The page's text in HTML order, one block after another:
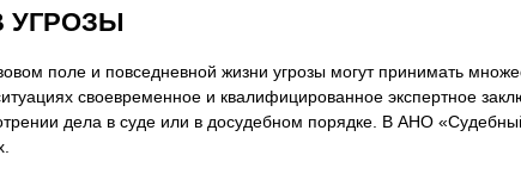
УГРОЗЫ
поле и повседневной жизни угрозы могут принимать
своевременное и квалифицированное экспертное
дела в суде или в досудебном порядке. В АНО